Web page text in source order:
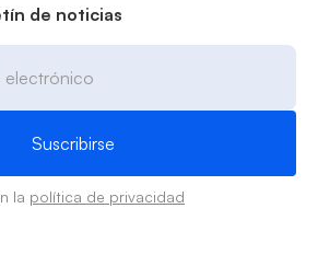
de noticias
la política de privacidad